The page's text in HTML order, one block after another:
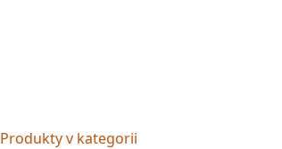
Produkty v kategorii